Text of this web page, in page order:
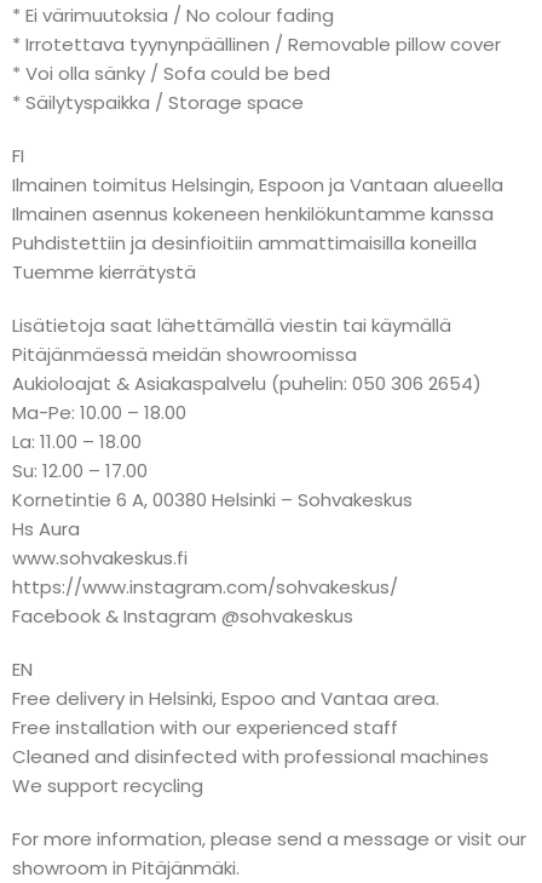
* Ei värimuutoksia / No colour fading
* Irrotettava tyynynpäällinen / Removable pillow cover
* Voi olla sänky / Sofa could be bed
* Säilytyspaikka / Storage space
FI
Ilmainen toimitus Helsingin, Espoon ja Vantaan alueella
Ilmainen asennus kokeneen henkilökuntamme kanssa
Puhdistettiin ja desinfioitiin ammattimaisilla koneilla
Tuemme kierrätystä
Lisätietoja saat lähettämällä viestin tai käymällä
Pitäjänmäessä meidän showroomissa
Aukioloajat & Asiakaspalvelu (puhelin: 050 306 2654)
Ma-Pe: 10.00 – 18.00
La: 11.00 – 18.00
Su: 12.00 – 17.00
Kornetintie 6 A, 00380 Helsinki – Sohvakeskus
Hs Aura
www.sohvakeskus.fi
https://www.instagram.com/sohvakeskus/
Facebook & Instagram @sohvakeskus
EN
Free delivery in Helsinki, Espoo and Vantaa area.
Free installation with our experienced staff
Cleaned and disinfected with professional machines
We support recycling
For more information, please send a message or visit our
showroom in Pitäjänmäki.